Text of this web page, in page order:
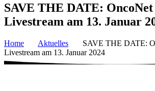
SAVE THE DATE: OncoNet
Livestream am 13. Januar
Home Aktuelles
SAVE THE DATE:
Livestream am 13. Januar 2024